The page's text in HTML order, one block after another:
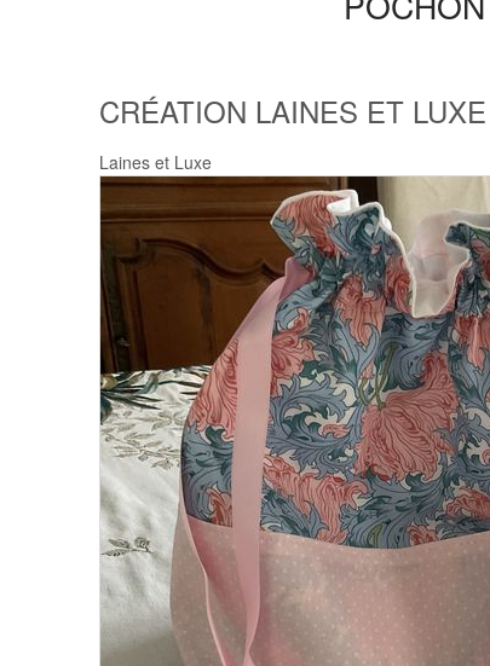
CRÉATION LAINES ET LUXE
Laines et Luxe